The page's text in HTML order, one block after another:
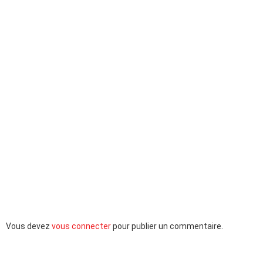
Laisser
Vous devez vous connecterpour publier un commentaire.